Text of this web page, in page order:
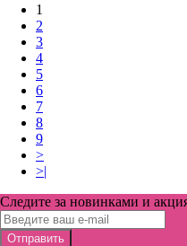
1
2
3
4
5
6
7
8
9
>
>|
Следите за новинками и
Отправить